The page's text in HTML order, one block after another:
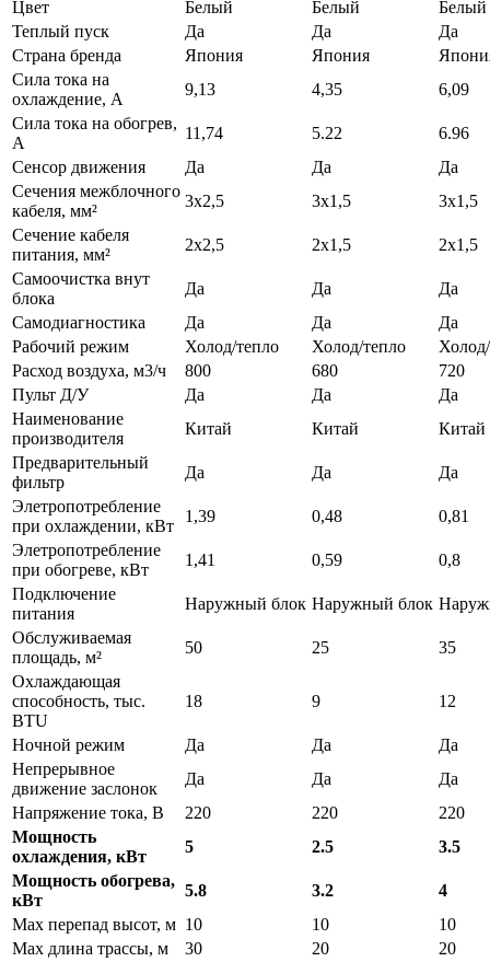
Цвет Белый Белый
Белый
Теплый пуск
Да Да
Да
Страна бренда
Япония Япония
Сила тока на
охлаждение, А
9,13 4,35
6,09
Сила тока на обогрев,
А
11,74 5.22
6.96
Сенсор движения
Да Да
Да
Сечения межблочного
кабеля, мм²
3х2,5 3х1,5
3х1,5
Сечение кабеля
питания, мм²
2х2,5 2х1,5
2х1,5
Самоочистка внут
блока
Да Да
Да
Самодиагностика
Да Да
Да
Рабочий режим
Холод/тепло Холод/тепло
Расход воздуха, м3/ч
800 680
720
Пульт Д/У
Да Да
Да
Наименование
производителя
Китай Китай
Китай
Предварительный
фильтр
Да Да
Да
Элетропотребление
при охлаждении, кВт
1,39 0,48
0,81
Элетропотребление
при обогреве, кВт
1,41 0,59
0,8
Подключение
питания
Наружный блок Наружный блок
Обслуживаемая
площадь, м²
50 25
35
Охлаждающая
способность, тыс.
BTU
18 9 12
Ночной режим Да Да
Да
Непрерывное
движение заслонок
Да Да
Да
Напряжение тока, В
220 220
220
Мощность
охлаждения, кВт
5 2.5
3.5
Мощность обогрева,
кВт
5.8 3.2
4
Max перепад высот, м 10 10
10
Max длина трассы, м
30 20
20